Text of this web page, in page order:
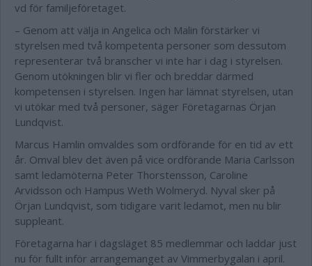
vd för familjeföretaget.
– Genom att välja in Angelica och Malin förstärker vi
styrelsen med två kompetenta personer som dessutom
representerar två branscher vi inte har i dag i styrelsen.
Genom utökningen blir vi fler och breddar därmed
kompetensen i styrelsen. Ingen har lämnat styrelsen, utan
vi utökar med två personer, säger Företagarnas Örjan
Lundqvist.
Marcus Hamlin omvaldes som ordförande för en tid av ett
år. Omval blev det även på vice ordförande Maria Carlsson
samt ledamöterna Peter Thorstensson, Caroline
Arvidsson och Hampus Weth Wolmeryd. Nyval sker på
Örjan Lundqvist, som tidigare varit ledamot, men nu blir
suppleant.
Företagarna har i dagsläget 85 medlemmar och laddar just
nu för fullt inför arrangemanget av Vimmerbygalan i april.